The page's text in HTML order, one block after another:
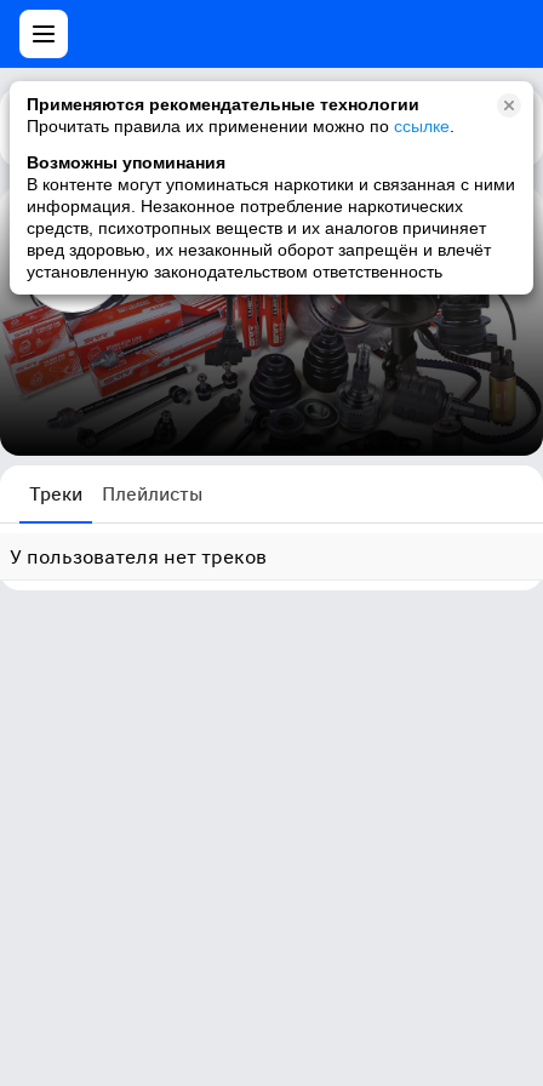
Применяются рекомендательные технологии
Прочитать правила их применении можно по ссылке
Возможны упоминания
В контенте могут упоминаться наркотики и связанная с ними
информация. Незаконное потребление наркотических
средств, психотропных веществ и их аналогов причиняет
вред здоровью, их незаконный оборот запрещён и влечёт
установленную законодательством ответственность
Каталог Рекомендации
Omega Auto Parts
0 треков
Треки Плейлисты
У пользователя нет треков